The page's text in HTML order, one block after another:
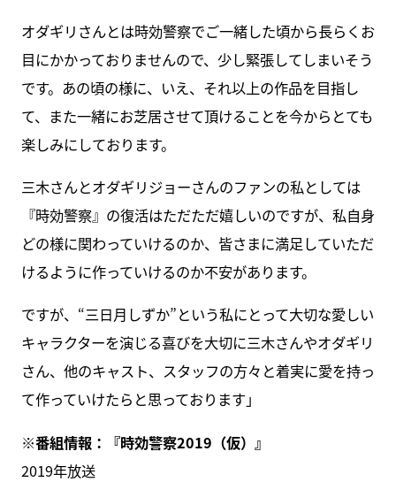
オダギリさんとは時効警察でご一緒した頃から長らくお
目にかかっておりませんので、少し緊張してしまいそう
です。あの頃の様に、いえ、それ以上の作品を目指し
て、また一緒にお芝居させて頂けることを今からとても
楽しみにしております。
三木さんとオダギリジョーさんのファンの私としては
『時効警察』の復活はただただ嬉しいのですが、私自身
どの様に関わっていけるのか、皆さまに満足していただ
けるように作っていけるのか不安があります。
ですが、“三日月しずか”という私にとって大切な愛しい
キャラクターを演じる喜びを大切に三木さんやオダギリ
さん、他のキャスト、スタッフの方々と着実に愛を持っ
て作っていけたらと思っております」
※番組情報：『時効警察2019（仮）』
2019年放送